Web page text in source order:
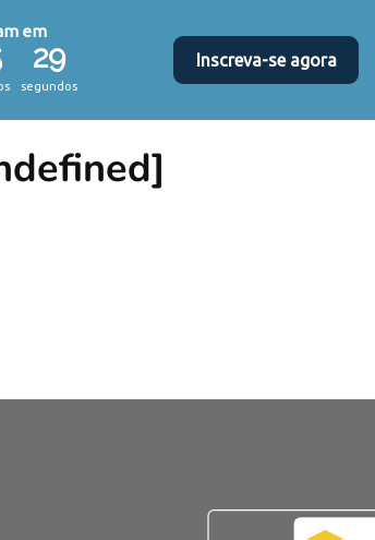
em
28
segundos
Inscreva-se agora
E PROFESSOR FINANCIAMENTO E BOLSAS +